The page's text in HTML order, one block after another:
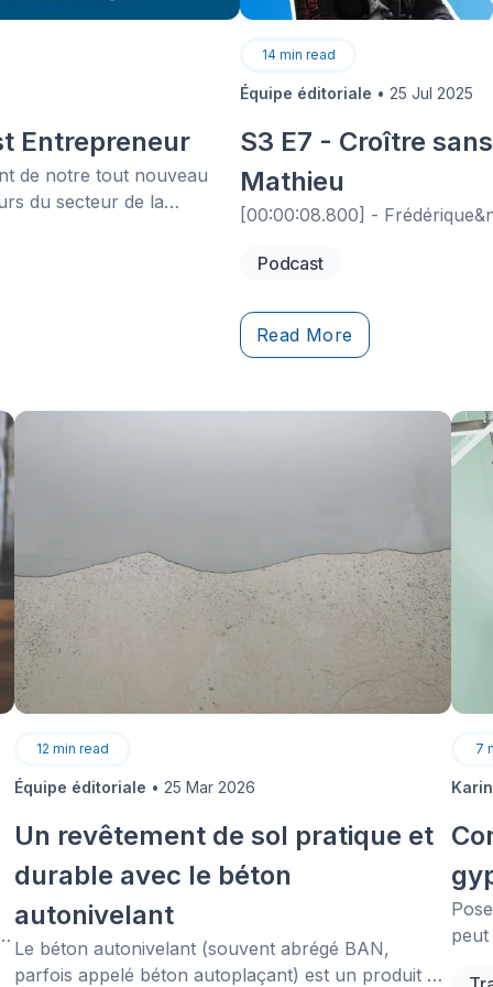
Entrepreneur
de notre tout nouveau
du secteur de la
14 min read
Équipe éditoriale • 25 Jul 2025
S3 E7 - Croître
Mathieu
[00:00:08.800] -
Podcast
Read More
12 min read
Équipe éditoriale • 25 Mar 2026
Un revêtement de sol pratique et
durable avec le béton
autonivelant
Le béton autonivelant (souvent abrégé BAN,
parfois appelé béton autoplaçant) est un produit qui
7